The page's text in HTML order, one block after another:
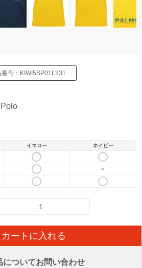
号： KIWI5SP01L231
イエロー
ネイビー
×
カートに入れる
についてお問い合わせ